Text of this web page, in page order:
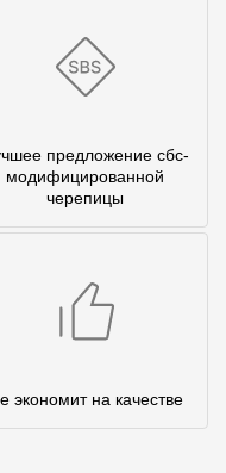
предложение сбс-
модифицированной
черепицы
экономит на качестве